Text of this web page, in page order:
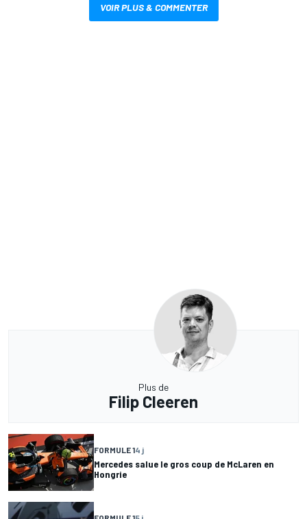
VOIR PLUS & COMMENTER
Plus de
Filip Cleeren
FORMULE 14 j
Mercedes salue le gros coup de McLaren en
Hongrie